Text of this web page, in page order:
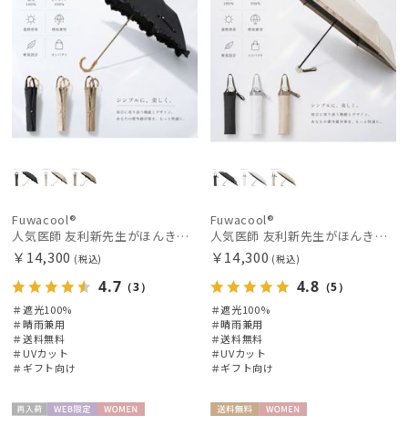
絞り込み
Fuwacool®
人気医師 友利新先生がほんきで作った”絶対に忘れない誰でも日傘” エレガント派のバンブーフリル【晴雨兼用日傘】フワクール® (Fuwacool®) 雨の日OK 軽量 遮光100% UV100％
￥14,300 (税込)
4.7 （3）
＃遮光100%
＃晴雨兼用
＃送料無料
＃UVカット
＃ギフト向け
Fuwacool®
人気医師 友利新先生がほんきで作った”絶対に忘れない誰でも日傘” 55【晴雨兼用折りたたみ日傘】フワクール® (Fuwacool®) 雨の日OK 軽量 遮光100% UV100%
￥14,300 (税込)
4.8 （5）
＃遮光100%
＃晴雨兼用
＃送料無料
＃UVカット
＃ギフト向け